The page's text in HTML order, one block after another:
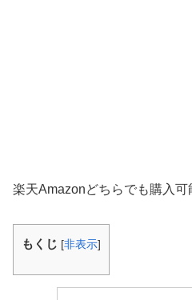
楽天Amazonどちらでも購入可
もくじ [非表示]